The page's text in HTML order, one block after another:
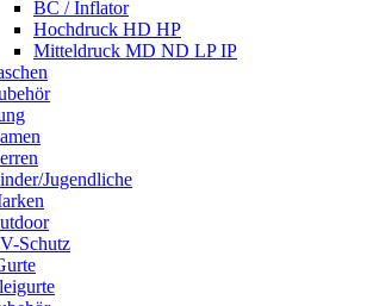
BC / Inflator
Hochdruck HD HP
Mitteldruck MD ND LP IP
Jugendliche
Schutz